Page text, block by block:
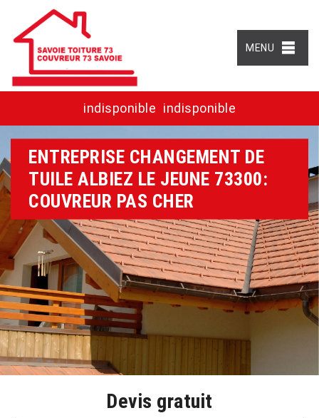
MENU
indisponible indisponible
ENTREPRISE CHANGEMENT DE
TUILE ALBIEZ LE JEUNE 73300:
COUVREUR PAS CHER
Devis gratuit